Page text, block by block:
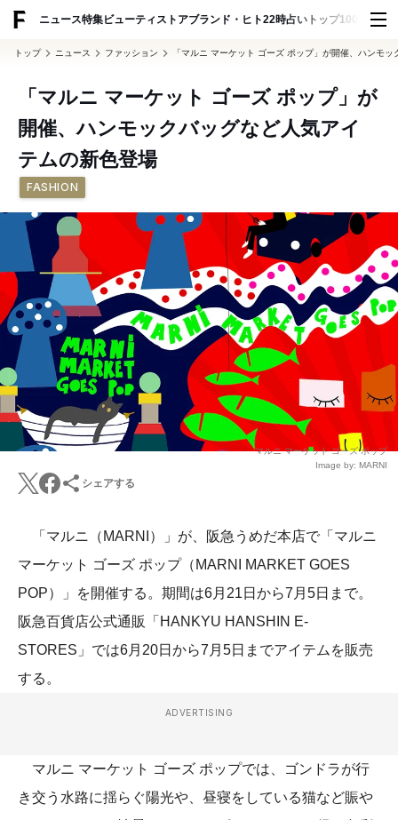
ニュース特集ビューティ ストアブランド・ヒト22時占い トップ100 スナッ
トップ ニュース ファッション 「マルニ マーケット ゴーズ ポップ」が開催、ハンモ
「マルニ マーケット ゴーズ ポップ」が
開催、ハンモックバッグなど人気アイ
テムの新色登場
FASHION
マルニ マーケット ゴーズ ポップ
Image by: MARNI
シェアする
「マルニ（MARNI）」が、阪急うめだ本店で「マルニ
マーケット ゴーズ ポップ（MARNI MARKET GOES
POP）」を開催する。期間は6月21日から7月5日まで。
阪急百貨店公式通販「HANKYU HANSHIN E-
STORES」では6月20日から7月5日までアイテムを販売
する。
ADVERTISING
マルニ マーケット ゴーズ ポップでは、ゴンドラが行
き交う水路に揺らぐ陽光や、昼寝をしている猫など賑や